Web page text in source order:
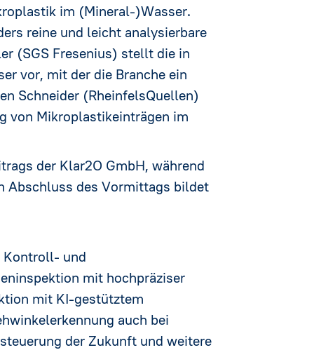
im (Mineral-)Wasser.
reine und leicht analysierbare
(SGS Fresenius) stellt die in
vor, mit der die Branche ein
Schneider (RheinfelsQuellen)
von Mikroplastikeinträgen im
der Klar2O GmbH, während
Abschluss des Vormittags bildet
Kontroll- und
mit hochpräziser
mit KI-gestütztem
auch bei
der Zukunft und weitere